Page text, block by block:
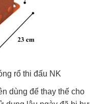
rổ thi đấu NK
dùng để thay thế cho